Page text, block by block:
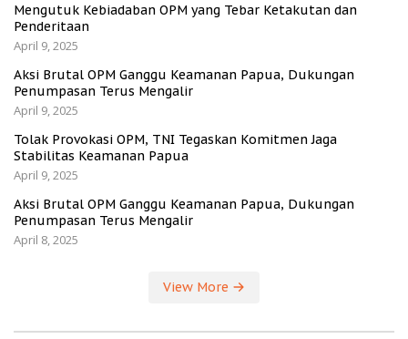
Mengutuk Kebiadaban OPM yang Tebar Ketakutan dan
Penderitaan
April 9, 2025
Aksi Brutal OPM Ganggu Keamanan Papua, Dukungan
Penumpasan Terus Mengalir
April 9, 2025
Tolak Provokasi OPM, TNI Tegaskan Komitmen Jaga
Stabilitas Keamanan Papua
April 9, 2025
Aksi Brutal OPM Ganggu Keamanan Papua, Dukungan
Penumpasan Terus Mengalir
April 8, 2025
View More